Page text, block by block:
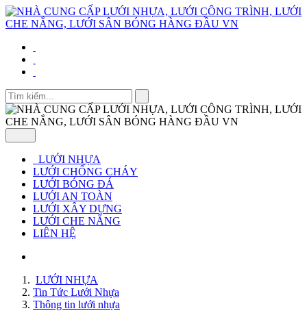
LƯỚI NHỰA
LƯỚI CHỐNG CHÁY
LƯỚI BÓNG ĐÁ
LƯỚI AN TOÀN
LƯỚI XÂY DỰNG
LƯỚI CHE NẮNG
LIÊN HỆ
LƯỚI NHỰA
Tin Tức Lưới Nhựa
Thông tin lưới nhựa